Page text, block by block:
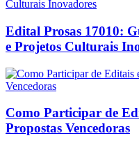
Edital Prosas 17010:
e Projetos Culturais
Como Participar de
Propostas Vencedoras